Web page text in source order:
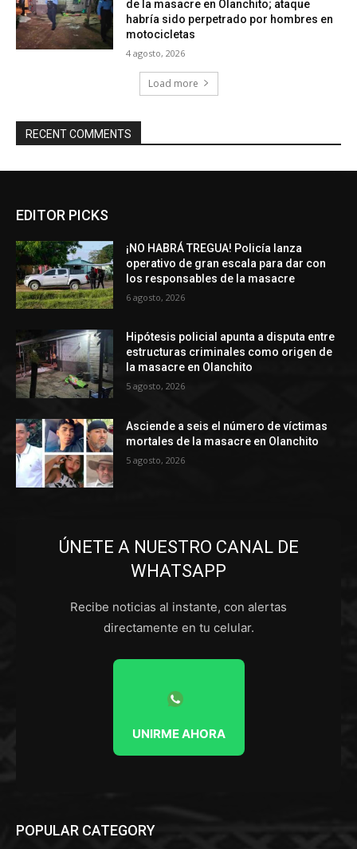
de la masacre en Olanchito; ataque
habría sido perpetrado por hombres en
motocicletas
4 agosto, 2026
Load more
RECENT COMMENTS
EDITOR PICKS
¡NO HABRÁ TREGUA! Policía lanza
operativo de gran escala para dar con
los responsables de la masacre
6 agosto, 2026
Hipótesis policial apunta a disputa entre
estructuras criminales como origen de
la masacre en Olanchito
5 agosto, 2026
Asciende a seis el número de víctimas
mortales de la masacre en Olanchito
5 agosto, 2026
ÚNETE A NUESTRO CANAL DE
WHATSAPP
Recibe noticias al instante, con alertas
directamente en tu celular.
UNIRME AHORA
POPULAR CATEGORY